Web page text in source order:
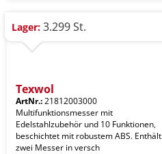
Lager: 3.299 St.
Texwol
ArtNr.:21812003000
Multifunktionsmesser mit
Edelstahlzubehör und 10 Funktionen,
beschichtet mit robustem ABS. Enthält
zwei Messer in versch